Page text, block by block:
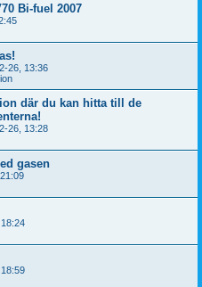
Bi-fuel 2007
26, 13:36
där du kan hitta till de
26, 13:28
gasen